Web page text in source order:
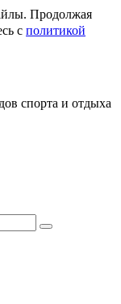
Продолжая
с политикой
спорта и отдыха